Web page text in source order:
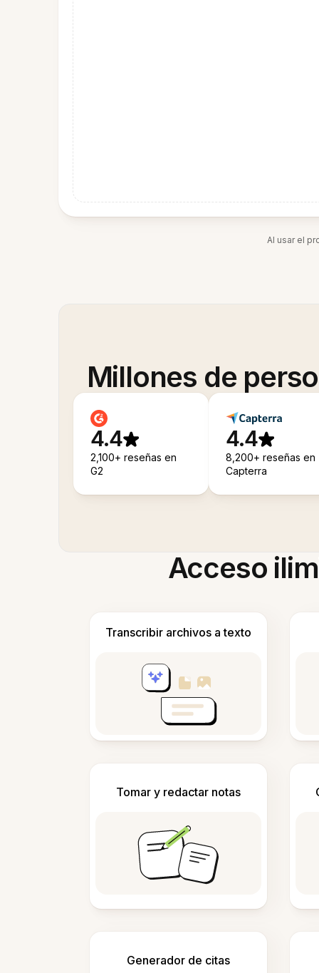
Al usar el
Millones de
4.4
2,100+ reseñas en
G2
4.4
8,200+ reseñas en
Capterra
Acceso
Transcribir archivos a texto
Tomar y redactar notas
Generador de citas